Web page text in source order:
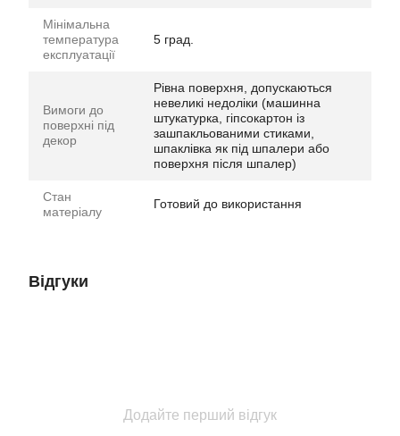
Мінімальна
температура
експлуатації
5 град.
Вимоги до
поверхні під
декор
Рівна поверхня, допускаються
невеликі недоліки (машинна
штукатурка, гіпсокартон із
зашпакльованими стиками,
шпаклівка як під шпалери або
поверхня після шпалер)
Стан
матеріалу
Готовий до використання
Відгуки
Додайте перший відгук